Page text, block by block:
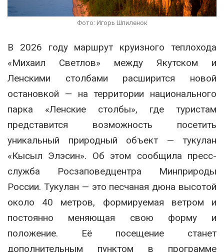
Фото: Игорь Шпиленок
В 2026 году маршрут круизного теплохода
«Михаил Светлов» между Якутском и
Ленскими столбами расширится новой
остановкой — на территории национального
парка «Ленские столбы», где туристам
представится возможность посетить
уникальный природный объект — тукулан
«Кысыл Элэсин». Об этом сообщила пресс-
служба Росзаповедцентра Минприроды
России. Тукулан — это песчаная дюна высотой
около 40 метров, формируемая ветром и
постоянно меняющая свою форму и
положение. Её посещение станет
дополнительным пунктом в программе